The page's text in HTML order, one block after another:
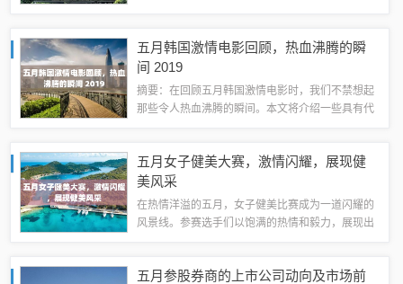
需要查阅相关金融数据以获取更精确的信息。...
五月韩国激情电影回顾，热血沸腾的瞬
间 2019
摘要：在回顾五月韩国激情电影时，我们不禁想起
那些令人热血沸腾的瞬间。本文将介绍一些具有代
也留下了深刻的印象。我们将一起回顾这些令人...
五月女子健美大赛，激情闪耀，展现健
美风采
在热情洋溢的五月，女子健美比赛成为一道闪耀的
风景线。参赛选手们以饱满的热情和毅力，展现出
中，她们用汗水和努力诠释着对健美的热爱和...
五月参股券商的上市公司动向及市场前